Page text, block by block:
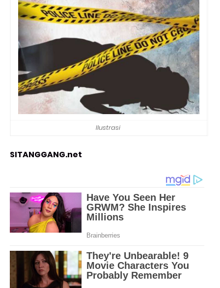
Ilustrasi
SITANGGANG.net